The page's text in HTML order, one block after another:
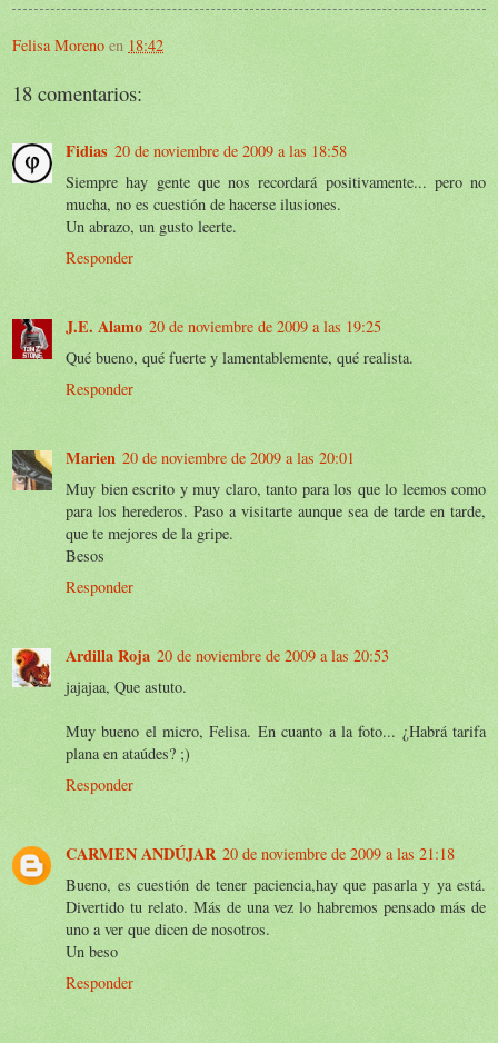
Felisa Moreno en 18:42
18 comentarios:
Fidias 20 de noviembre de 2009 a las 18:58
Siempre hay gente que nos recordará positivamente... pero no
mucha, no es cuestión de hacerse ilusiones.
Un abrazo, un gusto leerte.
Responder
J.E. Alamo 20 de noviembre de 2009 a las 19:25
Qué bueno, qué fuerte y lamentablemente, qué realista.
Responder
Marien 20 de noviembre de 2009 a las 20:01
Muy bien escrito y muy claro, tanto para los que lo leemos como
para los herederos. Paso a visitarte aunque sea de tarde en tarde,
que te mejores de la gripe.
Besos
Responder
Ardilla Roja 20 de noviembre de 2009 a las 20:53
jajajaa, Que astuto.
Muy bueno el micro, Felisa. En cuanto a la foto... ¿Habrá tarifa
plana en ataúdes? ;)
Responder
CARMEN ANDÚJAR 20 de noviembre de 2009 a las 21:18
Bueno, es cuestión de tener paciencia,hay que pasarla y ya está.
Divertido tu relato. Más de una vez lo habremos pensado más de
uno a ver que dicen de nosotros.
Un beso
Responder